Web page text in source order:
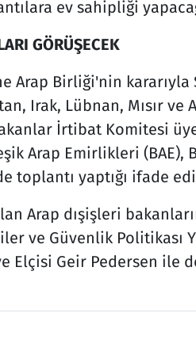
ev sahipliği
GÖRÜŞECEK
Arap Birliği'nin kararıyla
Irak, Lübnan, Mısır ve
İrtibat Komitesi
Arap Emirlikleri (BAE),
toplantı yaptığı ifade
Arap dışişleri
ve Güvenlik Politikası
Elçisi Geir Pedersen ile